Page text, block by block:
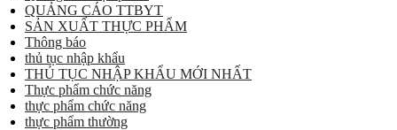
QUẢNG CÁO TTBYT
SẢN XUẤT THỰC PHẨM
Thông báo
thủ tục nhập khẩu
THỦ TỤC NHẬP KHẨU MỚI NHẤT
Thực phẩm chức năng
thực phẩm chức năng
thực phẩm thường